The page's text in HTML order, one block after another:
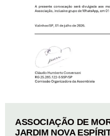
ASSOCIAÇÃO DE
JARDIM NOVA